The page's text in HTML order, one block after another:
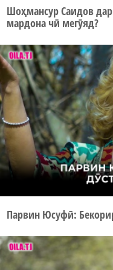
Шоҳмансур Саидов
мардона чӣ мегӯяд?
Парвин Юсуфӣ: